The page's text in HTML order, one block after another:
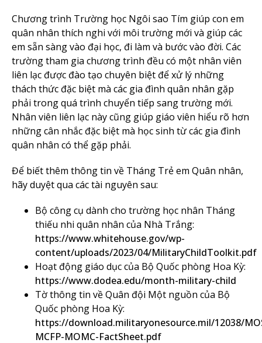
Chương trình Trường học Ngôi sao Tím giúp con em
quân nhân thích nghi với môi trường mới và giúp các
em sẵn sàng vào đại học, đi làm và bước vào đời. Các
trường tham gia chương trình đều có một nhân viên
liên lạc được đào tạo chuyên biệt để xử lý những
thách thức đặc biệt mà các gia đình quân nhân gặp
phải trong quá trình chuyển tiếp sang trường mới.
Nhân viên liên lạc này cũng giúp giáo viên hiểu rõ hơn
những cân nhắc đặc biệt mà học sinh từ các gia đình
quân nhân có thể gặp phải.
Để biết thêm thông tin về Tháng Trẻ em Quân nhân,
hãy duyệt qua các tài nguyên sau:
Bộ công cụ dành cho trường học nhân Tháng
thiếu nhi quân nhân của Nhà Trắng:
https://www.whitehouse.gov/wp-
content/uploads/2023/04/MilitaryChildToolkit.pdf
Hoạt động giáo dục của Bộ Quốc phòng Hoa Kỳ:
https://www.dodea.edu/month-military-child
Tờ thông tin về Quân đội Một nguồn của Bộ
Quốc phòng Hoa Kỳ:
https://download.militaryonesource.mil/12038/
MCFP-MOMC-FactSheet.pdf